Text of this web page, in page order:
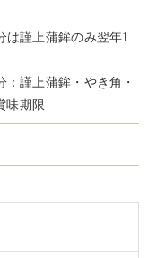
は謹上蒲鉾のみ翌年1
謹上蒲鉾・やき角・
味期限